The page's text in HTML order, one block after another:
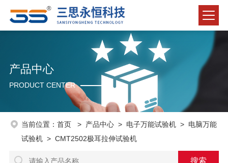
产品中心
PRODUCT CENTER
当前位置： 首页 > 产品中心> 电子万能试验机> 电脑万能
试验机> CMT2502极耳拉伸试验机